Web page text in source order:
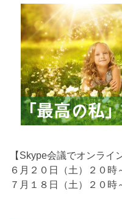
【Skype会議でオンライ
６月２０日（土）２０時
７月１８日（土）２０時